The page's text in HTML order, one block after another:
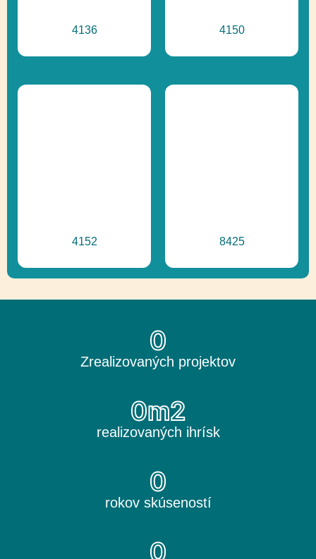
4136 4150
4152 8425
Zrealizovaných projektov
0
realizovaných ihrísk
0m2
rokov skúseností
0
0